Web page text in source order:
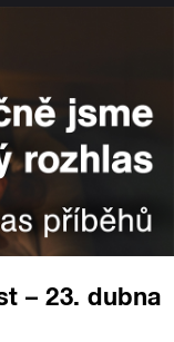
– 23. dubna